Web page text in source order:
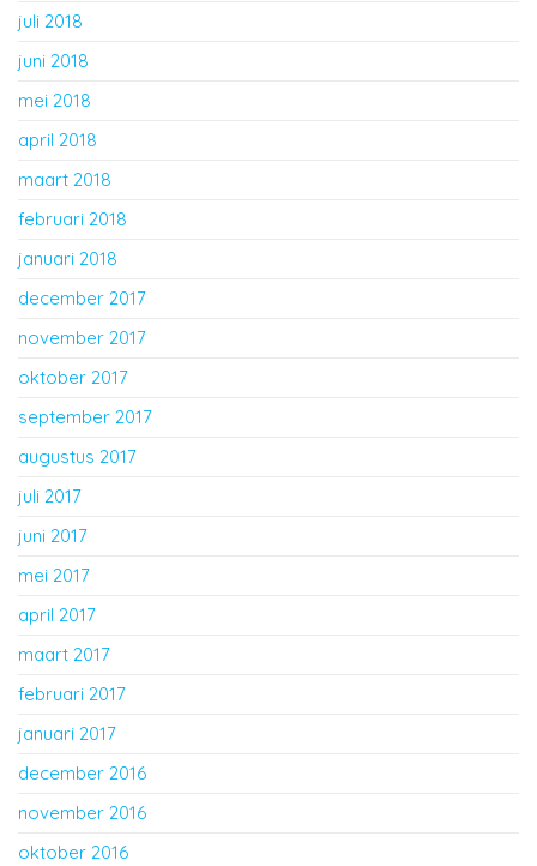
juli 2018
juni 2018
mei 2018
april 2018
maart 2018
februari 2018
januari 2018
december 2017
november 2017
oktober 2017
september 2017
augustus 2017
juli 2017
juni 2017
mei 2017
april 2017
maart 2017
februari 2017
januari 2017
december 2016
november 2016
oktober 2016